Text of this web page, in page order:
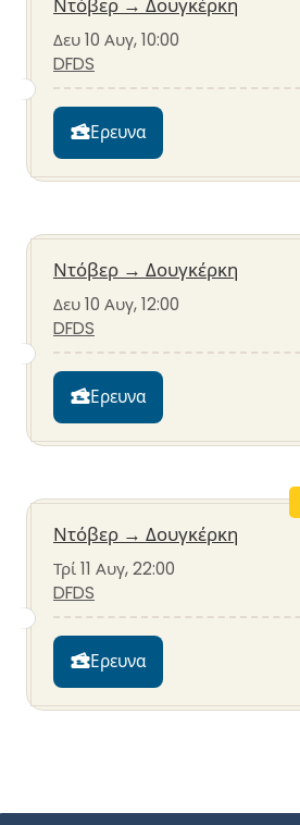
Ντόβερ → Δουγκέρκη
Δευ 10 Αυγ, 10:00
DFDS
Ερευνα
Ντόβερ → Δουγκέρκη
Δευ 10 Αυγ, 12:00
DFDS
Ερευνα
Ντόβερ → Δουγκέρκη
Τρί 11 Αυγ, 22:00
DFDS
Ερευνα